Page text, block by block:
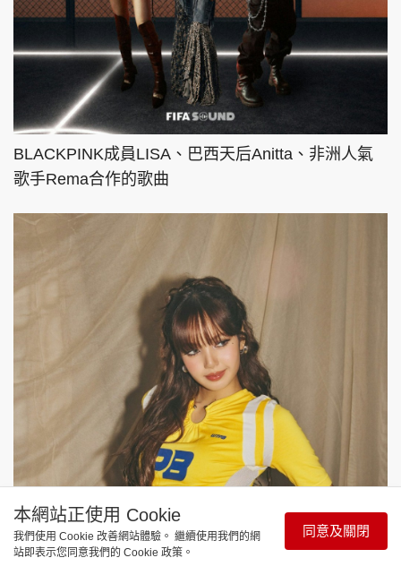
BLACKPINK成員LISA、巴西天后Anitta、非洲人氣
歌手Rema合作的歌曲
本網站正使用 Cookie
我們使用 Cookie 改善網站體驗。 繼續使用我們的網
站即表示您同意我們的 Cookie 政策。
同意及關閉